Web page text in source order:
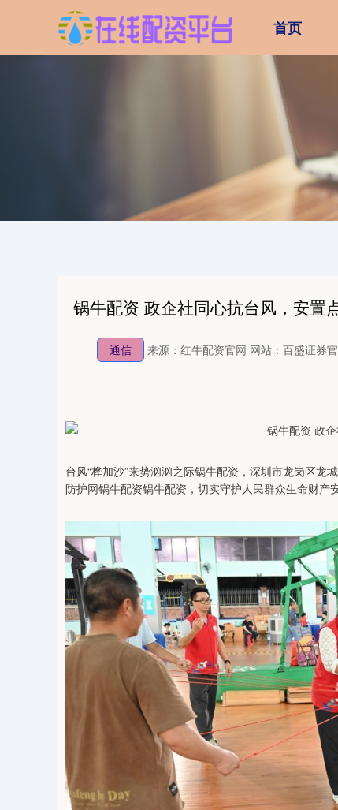
首页
锅牛配资 政企社同心抗台风，安置
通信 来源：红牛配资官网 网站：百盛证券
台风“桦加沙”来势汹汹之际锅牛配资，深圳市龙岗区龙
防护网锅牛配资锅牛配资，切实守护人民群众生命财产安
沪深300 4689.96